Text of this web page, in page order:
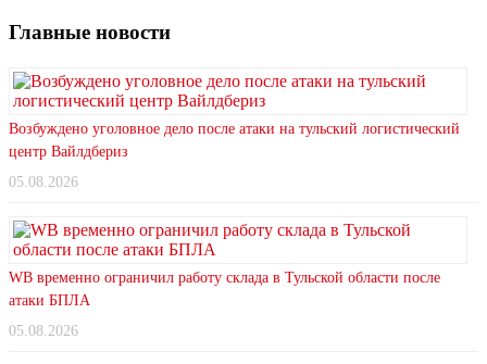
Главные новости
Возбуждено уголовное дело после атаки на тульский логистический
центр Вайлдбериз
05.08.2026
WB временно ограничил работу склада в Тульской области после
атаки БПЛА
05.08.2026